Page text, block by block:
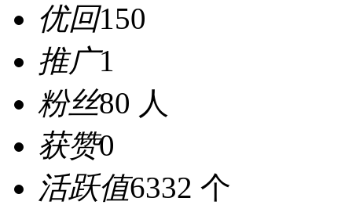
优回150
推广1
粉丝80 人
获赞0
活跃值6332 个